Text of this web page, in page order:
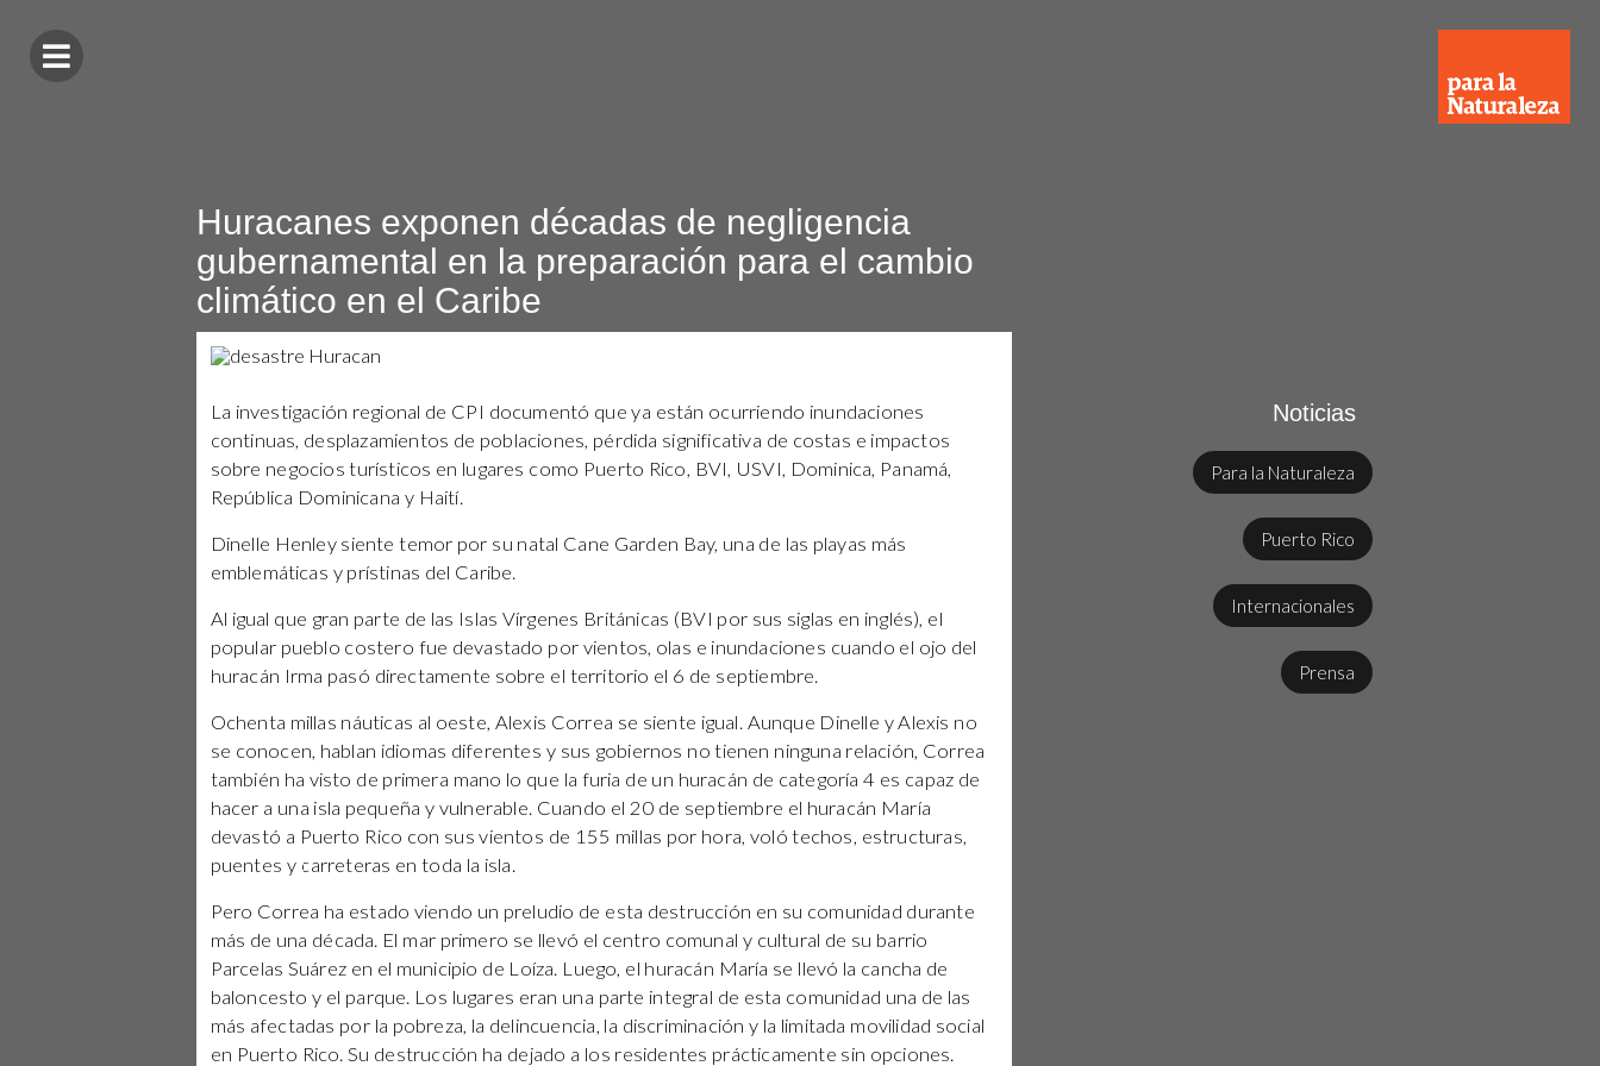
Huracanes exponen décadas de negligencia
gubernamental en la preparación para el cambio
climático en el Caribe
La investigación regional de CPI documentó que ya están ocurriendo inundaciones
continuas, desplazamientos de poblaciones, pérdida significativa de costas e impactos
sobre negocios turísticos en lugares como Puerto Rico, BVI, USVI, Dominica, Panamá,
República Dominicana y Haití.
Dinelle Henley siente temor por su natal Cane Garden Bay, una de las playas más
emblemáticas y prístinas del Caribe.
Al igual que gran parte de las Islas Vírgenes Británicas (BVI por sus siglas en inglés), el
popular pueblo costero fue devastado por vientos, olas e inundaciones cuando el ojo del
huracán Irma pasó directamente sobre el territorio el 6 de septiembre.
Ochenta millas náuticas al oeste, Alexis Correa se siente igual. Aunque Dinelle y Alexis no
se conocen, hablan idiomas diferentes y sus gobiernos no tienen ninguna relación, Correa
también ha visto de primera mano lo que la furia de un huracán de categoría 4 es capaz de
hacer a una isla pequeña y vulnerable. Cuando el 20 de septiembre el huracán María
devastó a Puerto Rico con sus vientos de 155 millas por hora, voló techos, estructuras,
puentes y carreteras en toda la isla.
Pero Correa ha estado viendo un preludio de esta destrucción en su comunidad durante
más de una década. El mar primero se llevó el centro comunal y cultural de su barrio
Parcelas Suárez en el municipio de Loíza. Luego, el huracán María se llevó la cancha de
baloncesto y el parque. Los lugares eran una parte integral de esta comunidad una de las
más afectadas por la pobreza, la delincuencia, la discriminación y la limitada movilidad social
en Puerto Rico. Su destrucción ha dejado a los residentes prácticamente sin opciones.
Noticias
Para la Naturaleza
Puerto Rico
Internacionales
Prensa